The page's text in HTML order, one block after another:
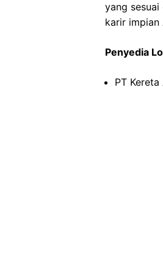
yang
karir impian
Penyedia
PT